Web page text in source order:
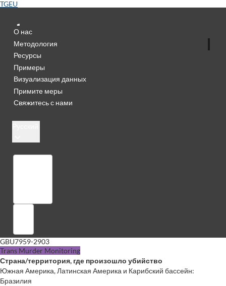
TGEU
О нас
Методология
Ресурсы
Примеры
Визуализация данных
Примите меры
Свяжитесь с нами
GBU7959-2903
Trans Murder Monitoring
Страна/территория, где произошло убийство
Южная Америка, Латинская Америка и Карибский бассейн:
Бразилия